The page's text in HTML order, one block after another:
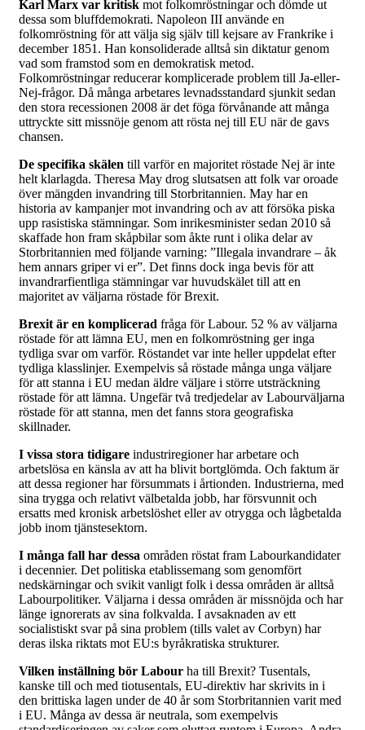
Karl Marx var kritisk mot folkomröstningar och dömde ut
dessa som bluffdemokrati. Napoleon III använde en
folkomröstning för att välja sig själv till kejsare av Frankrike i
december 1851. Han konsoliderade alltså sin diktatur genom
vad som framstod som en demokratisk metod.
Folkomröstningar reducerar komplicerade problem till Ja-eller-
Nej-frågor. Då många arbetares levnadsstandard sjunkit sedan
den stora recessionen 2008 är det föga förvånande att många
uttryckte sitt missnöje genom att rösta nej till EU när de gavs
chansen.
De specifika skälen till varför en majoritet röstade Nej är inte
helt klarlagda. Theresa May drog slutsatsen att folk var oroade
över mängden invandring till Storbritannien. May har en
historia av kampanjer mot invandring och av att försöka piska
upp rasistiska stämningar. Som inrikesminister sedan 2010 så
skaffade hon fram skåpbilar som åkte runt i olika delar av
Storbritannien med följande varning: ”Illegala invandrare – åk
hem annars griper vi er”. Det finns dock inga bevis för att
invandrarfientliga stämningar var huvudskälet till att en
majoritet av väljarna röstade för Brexit.
Brexit är en komplicerad fråga för Labour. 52 % av väljarna
röstade för att lämna EU, men en folkomröstning ger inga
tydliga svar om varför. Röstandet var inte heller uppdelat efter
tydliga klasslinjer. Exempelvis så röstade många unga väljare
för att stanna i EU medan äldre väljare i större utsträckning
röstade för att lämna. Ungefär två tredjedelar av Labourväljarna
röstade för att stanna, men det fanns stora geografiska
skillnader.
I vissa stora tidigare industriregioner har arbetare och
arbetslösa en känsla av att ha blivit bortglömda. Och faktum är
att dessa regioner har försummats i årtionden. Industrierna, med
sina trygga och relativt välbetalda jobb, har försvunnit och
ersatts med kronisk arbetslöshet eller av otrygga och lågbetalda
jobb inom tjänstesektorn.
I många fall har dessa områden röstat fram Labourkandidater
i decennier. Det politiska etablissemang som genomfört
nedskärningar och svikit vanligt folk i dessa områden är alltså
Labourpolitiker. Väljarna i dessa områden är missnöjda och har
länge ignorerats av sina folkvalda. I avsaknaden av ett
socialistiskt svar på sina problem (tills valet av Corbyn) har
deras ilska riktats mot EU:s byråkratiska strukturer.
Vilken inställning bör Labour ha till Brexit? Tusentals,
kanske till och med tiotusentals, EU-direktiv har skrivits in i
den brittiska lagen under de 40 år som Storbritannien varit med
i EU. Många av dessa är neutrala, som exempelvis